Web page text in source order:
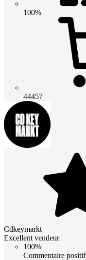
100%
44457
Cdkeymarkt
Excellent vendeur
100%
Commentaire positif